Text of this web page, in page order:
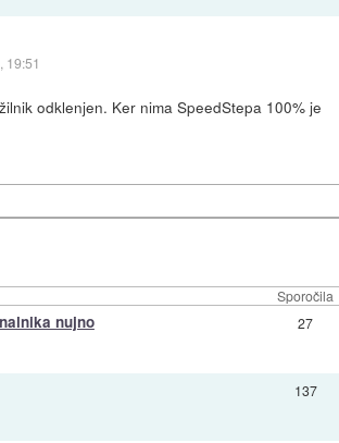
19:51
odklenjen. Ker nima SpeedStepa 100% je
Sporočila
nujno 27
137